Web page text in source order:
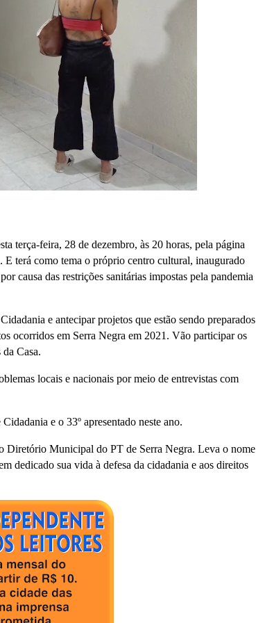
terça-feira, 28 de dezembro, às 20 horas, pela página
terá como tema o próprio centro cultural, inaugurado
causa das restrições sanitárias impostas pela pandemia
e antecipar projetos que estão sendo preparados
ocorridos em Serra Negra em 2021. Vão participar os
Casa.
locais e nacionais por meio de entrevistas com
e o 33º apresentado neste ano.
Diretório Municipal do PT de Serra Negra. Leva o nome
dedicado sua vida à defesa da cidadania e aos direitos